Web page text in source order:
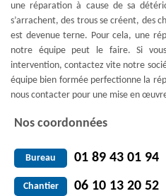
une réparation à cause de sa
s’arrachent, des trous se créent, des
est devenue terne. Pour cela, une
notre équipe peut le faire. Si
intervention, contactez vite notre
équipe bien formée perfectionne la
nous contacter pour une mise en
Nos coordonnées
Bureau 01 89 43 01 94
Chantier 06 10 13 20 52